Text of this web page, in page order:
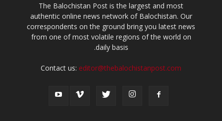
The Balochistan Post is the largest and most
authentic online news network of Balochistan. Our
correspondents on the ground bring you latest news
from one of most volatile regions of the world on
daily basis.
Contact us: editor@thebalochistanpost.com